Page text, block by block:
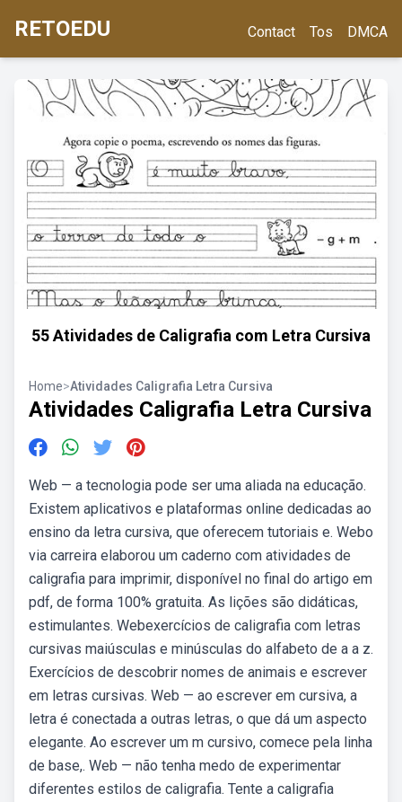
RETOEDU Contact Tos DMCA
55 Atividades de Caligrafia com Letra Cursiva
Home>Atividades Caligrafia Letra Cursiva
Atividades Caligrafia Letra Cursiva
Web — a tecnologia pode ser uma aliada na educação.
Existem aplicativos e plataformas online dedicadas ao
ensino da letra cursiva, que oferecem tutoriais e. Webo
via carreira elaborou um caderno com atividades de
caligrafia para imprimir, disponível no final do artigo em
pdf, de forma 100% gratuita. As lições são didáticas,
estimulantes. Webexercícios de caligrafia com letras
cursivas maiúsculas e minúsculas do alfabeto de a a z.
Exercícios de descobrir nomes de animais e escrever
em letras cursivas. Web — ao escrever em cursiva, a
letra é conectada a outras letras, o que dá um aspecto
elegante. Ao escrever um m cursivo, comece pela linha
de base,. Web — não tenha medo de experimentar
diferentes estilos de caligrafia. Tente a caligrafia